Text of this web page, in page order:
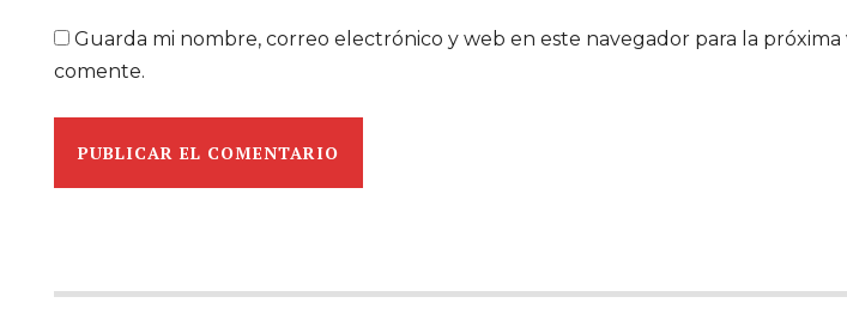
Guarda mi nombre, correo electrónico y web en este navegador para la próxima
comente.